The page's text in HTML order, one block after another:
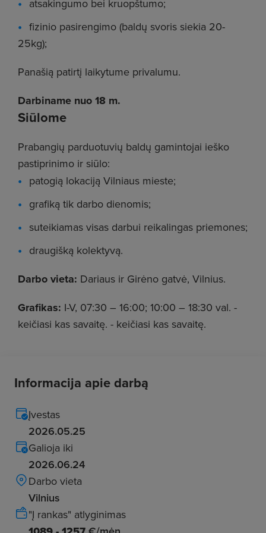
Siūlome
Prabangių parduotuvių baldų gamintojai ieško
pastiprinimo ir siūlo:
patogią lokaciją Vilniaus mieste;
grafiką tik darbo dienomis;
suteikiamas visas darbui reikalingas priemones;
draugišką kolektyvą.
Darbo vieta: Dariaus ir Girėno gatvė, Vilnius.
Grafikas: I-V, 07:30 – 16:00; 10:00 – 18:30 val. -
keičiasi kas savaitę. - keičiasi kas savaitę.
atsakingumo bei kruopštumo;
fizinio pasirengimo (baldų svoris siekia 20-
25kg);
Panašią patirtį laikytume privalumu.
Darbiname nuo 18 m.
Informacija apie darbą
Įvestas
2026.05.25
Galioja iki
2026.06.24
Darbo vieta
Vilnius
"Į rankas" atlyginimas